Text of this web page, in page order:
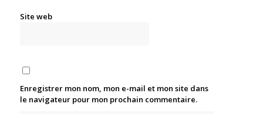
Site web
Enregistrer mon nom, mon e-mail et mon site dans
le navigateur pour mon prochain commentaire.